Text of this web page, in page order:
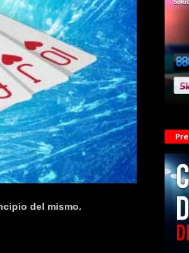
del mismo.